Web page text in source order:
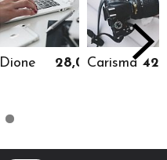
€
Dione 28,00 €Carisma